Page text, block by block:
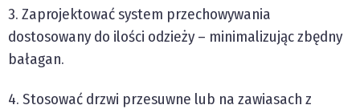
3. Zaprojektować system przechowywania
dostosowany do ilości odzieży – minimalizując zbędny
bałagan.
4. Stosować drzwi przesuwne lub na zawiasach z